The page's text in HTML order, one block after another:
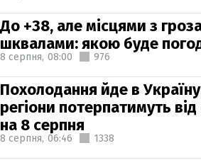
До +38, але місцями з
шквалами: якою буде
8 серпня, 08:00 976
Похолодання йде в
регіони потерпатимуть
на 8 серпня
8 серпня, 06:46 1338